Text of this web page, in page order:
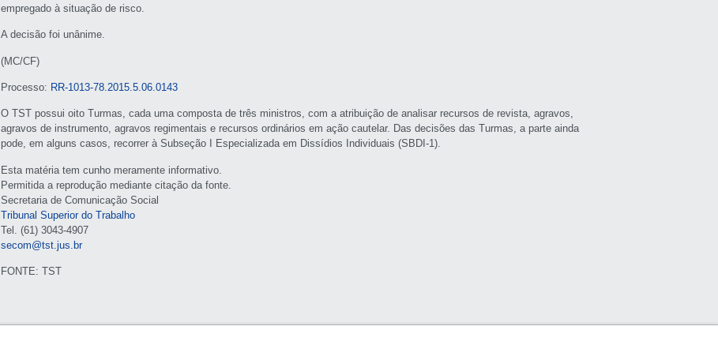
empregado à situação de risco.
A decisão foi unânime.
(MC/CF)
Processo: RR-1013-78.2015.5.06.0143
O TST possui oito Turmas, cada uma composta de três ministros, com a atribuição de analisar recursos de revista, agravos,
agravos de instrumento, agravos regimentais e recursos ordinários em ação cautelar. Das decisões das Turmas, a parte ainda
pode, em alguns casos, recorrer à Subseção I Especializada em Dissídios Individuais (SBDI-1).
Esta matéria tem cunho meramente informativo.
Permitida a reprodução mediante citação da fonte.
Secretaria de Comunicação Social
Tribunal Superior do Trabalho
Tel. (61) 3043-4907
secom@tst.jus.br
FONTE: TST